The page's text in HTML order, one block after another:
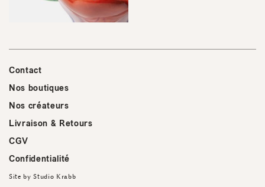
Contact
Nos boutiques
Nos créateurs
Livraison & Retours
CGV
Confidentialité
Site byStudio Krabb